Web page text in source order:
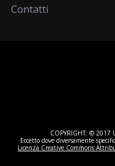
Contatti
COPYRIGHT: © 2017
Eccetto dove diversamente
Licenza Creative Commons